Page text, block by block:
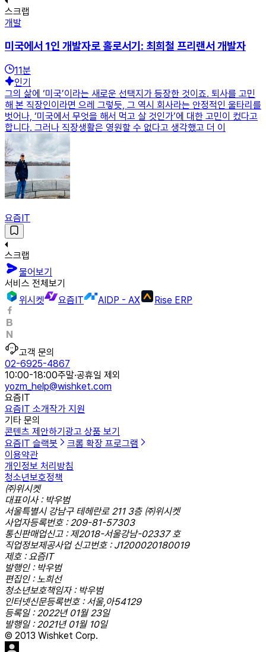
스크랩
개발
미국에서 1인 개발자로 홀로서기: 최희철 프리랜서 개발자
11분
인기
그의 삶에 ‘미국’이라는 새로운 선택지가 등장한 것이죠. 퇴사를 고민
해 본 직장인이라면 으레 그렇듯, 그 역시 회사라는 안정적인 울타리를
벗어나, ‘미국에서 무엇을 해서 먹고 살 것인가’에 대한 고민이 컸다고
합니다. 그러나 직장생활은 영원할 수 없다고 생각했고 더 이
요즘IT
스크랩
물어보기
서비스 전체보기
위시켓
요즘IT AIDP - AX Rise ERP
고객 문의
02-6925-4867
10:00-18:00주말·공휴일 제외
yozm_help@wishket.com
요즘IT
요즘IT 소개작가 지원
기타 문의
콘텐츠 제안하기 광고 상품 보기
요즘IT 슬랙봇
크롬 확장 프로그램
이용약관
개인정보 처리방침
청소년보호정책
㈜위시켓
대표이사 : 박우범
서울특별시 강남구 테헤란로 211 3층 ㈜위시켓
사업자등록번호 : 209-81-57303
통신판매업신고 : 제2018-서울강남-02337 호
직업정보제공사업 신고번호 : J1200020180019
제호 : 요즘IT
발행인 : 박우범
편집인 : 노희선
청소년보호책임자 : 박우범
인터넷신문등록번호 : 서울,아54129
등록일 : 2022년 01월 23일
발행일 : 2021년 01월 10일
© 2013 Wishket Corp.